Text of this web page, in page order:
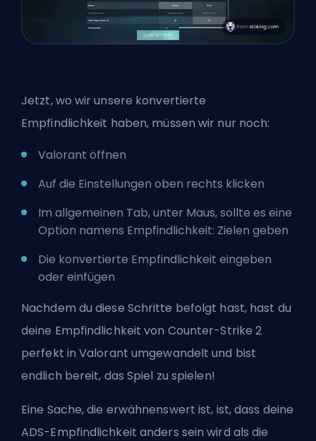
Jetzt, wo wir unsere konvertierte
Empfindlichkeit haben, müssen wir nur noch:
Valorant öffnen
Auf die Einstellungen oben rechts klicken
Im allgemeinen Tab, unter Maus, sollte es eine
Option namens Empfindlichkeit: Zielen geben
Die konvertierte Empfindlichkeit eingeben
oder einfügen
Nachdem du diese Schritte befolgt hast, hast du
deine Empfindlichkeit von Counter-Strike 2
perfekt in Valorant umgewandelt und bist
endlich bereit, das Spiel zu spielen!
Eine Sache, die erwähnenswert ist, ist, dass deine
ADS-Empfindlichkeit anders sein wird als die